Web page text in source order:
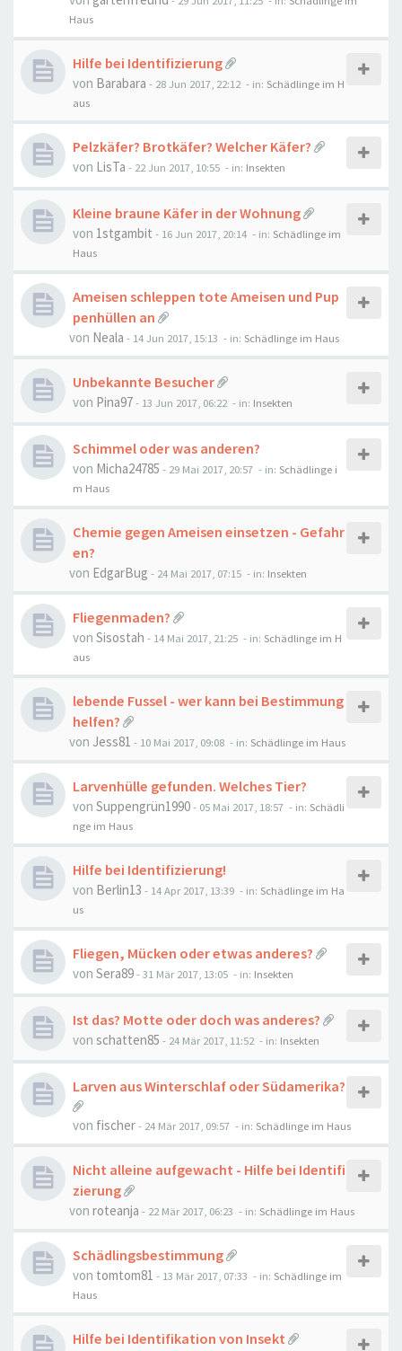
Haus
Hilfe bei Identifizierung
von Barabara - 28 Jun 2017, 22:12 - in: Schädlinge im H
aus
Pelzkäfer? Brotkäfer? Welcher Käfer?
von LisTa - 22 Jun 2017, 10:55 - in: Insekten
Kleine braune Käfer in der Wohnung
von 1stgambit - 16 Jun 2017, 20:14 - in: Schädlinge im
Haus
Ameisen schleppen tote Ameisen und Pup
penhüllen an
von Neala - 14 Jun 2017, 15:13 - in: Schädlinge im Haus
Unbekannte Besucher
von Pina97- 13 Jun 2017, 06:22 - in: Insekten
Schimmel oder was anderen?
von Micha24785 - 29 Mai 2017, 20:57 - in: Schädlinge i
m Haus
Chemie gegen Ameisen einsetzen - Gefahr
en?
von EdgarBug - 24 Mai 2017, 07:15 - in: Insekten
Fliegenmaden?
von Sisostah - 14 Mai 2017, 21:25 - in: Schädlinge im H
aus
lebende Fussel - wer kann bei Bestimmung
helfen?
von Jess81 - 10 Mai 2017, 09:08 - in: Schädlinge im Haus
Larvenhülle gefunden. Welches Tier?
von Suppengrün1990- 05 Mai 2017, 18:57 - in: Schädli
nge im Haus
Hilfe bei Identifizierung!
von Berlin13 - 14 Apr 2017, 13:39 - in: Schädlinge im Ha
us
Fliegen, Mücken oder etwas anderes?
von Sera89-31 Mär 2017, 13:05 - in: Insekten
Ist das? Motte oder doch was anderes?
von schatten85 - 24 Mär 2017, 11:52 - in: Insekten
Larven aus Winterschlaf oder Südamerika?
von fischer- 24 Mär 2017, 09:57 - in: Schädlinge im Haus
Nicht alleine aufgewacht - Hilfe bei Identifi
zierung
von roteanja - 22 Mär 2017, 06:23 - in: Schädlinge im Haus
Schädlingsbestimmung
von tomtom81 - 13 Mär 2017, 07:33 - in: Schädlinge im
Haus
Hilfe bei Identifikation von Insekt